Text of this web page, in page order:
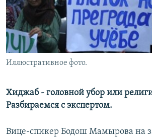
Иллюстративное фото.
Хиджаб - головной убор или
Разбираемся с экспертом.
Вице-спикер Бодош Мамырова на